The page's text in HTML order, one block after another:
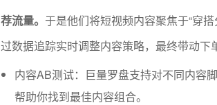
荐流量。 于是他们将短视频内容聚焦于“穿
过数据追踪实时调整内容策略，最终带动下
内容AB测试：巨量罗盘支持对不同内容
帮助你找到最佳内容组合。